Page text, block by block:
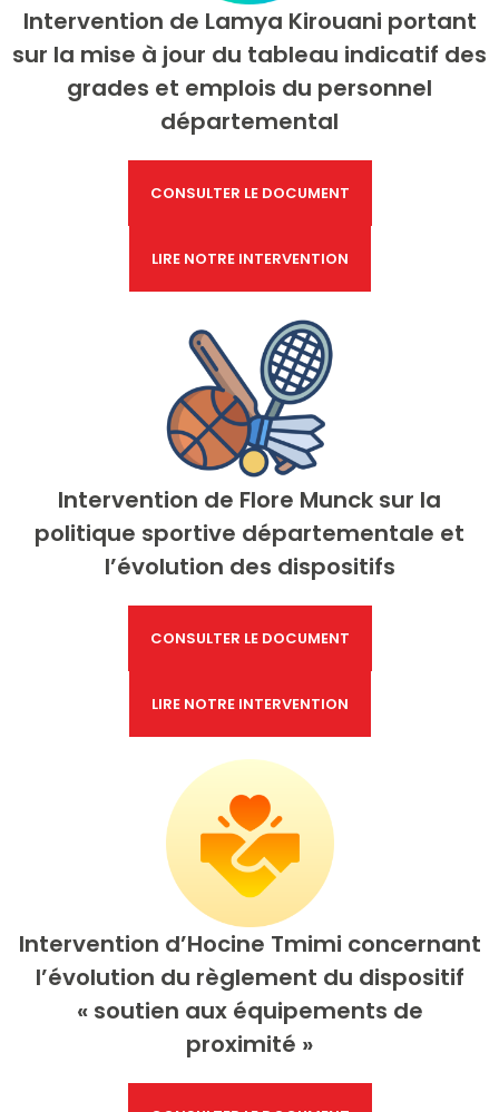
Intervention de Lamya Kirouani portant
sur la mise à jour du tableau indicatif des
grades et emplois du personnel
départemental
CONSULTER LE DOCUMENT
LIRE NOTRE INTERVENTION
Intervention de Flore Munck sur la
politique sportive départementale et
l’évolution des dispositifs
CONSULTER LE DOCUMENT
LIRE NOTRE INTERVENTION
Intervention d’Hocine Tmimi concernant
l’évolution du règlement du dispositif
« soutien aux équipements de
proximité »